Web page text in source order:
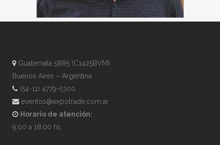
Guatemala 5885 (C1425BVM)
Buenos Aires – Argentina
(54-11) 4779-5300
eventos@expotrade.com.ar
Horario de atención:
9:00 a 18:00 hs.